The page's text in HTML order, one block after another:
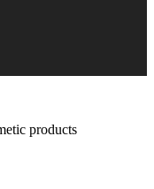
products